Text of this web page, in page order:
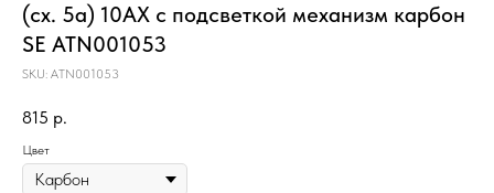
(сх. 5а) 10AX с подсветкой механизм карбон
SE ATN001053
SKU: ATN001053
815 р.
Цвет